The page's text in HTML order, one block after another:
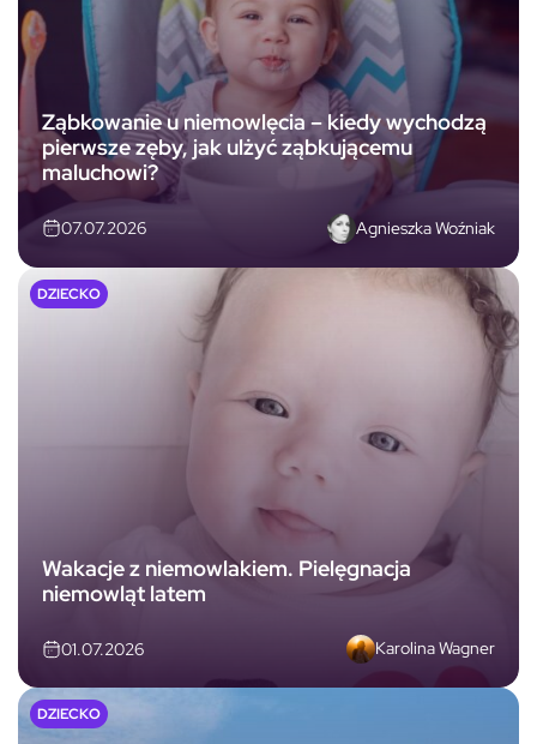
Ząbkowanie u niemowlęcia – kiedy wychodzą
pierwsze zęby, jak ulżyć ząbkującemu
maluchowi?
07.07.2026 Agnieszka Woźniak
Wakacje z niemowlakiem. Pielęgnacja
niemowląt latem
01.07.2026 Karolina Wagner
DZIECKO
DZIECKO